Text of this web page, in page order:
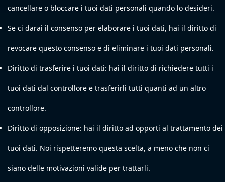
cancellare o bloccare i tuoi dati personali quando lo desideri.
Se ci darai il consenso per elaborare i tuoi dati, hai il diritto di
revocare questo consenso e di eliminare i tuoi dati personali.
Diritto di trasferire i tuoi dati: hai il diritto di richiedere tutti i
tuoi dati dal controllore e trasferirli tutti quanti ad un altro
controllore.
Diritto di opposizione: hai il diritto ad opporti al trattamento dei
tuoi dati. Noi rispetteremo questa scelta, a meno che non ci
siano delle motivazioni valide per trattarli.